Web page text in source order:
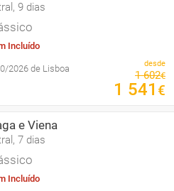
9 dias
Incluído
2026 de Lisboa desde
1 602€
1 541 €
e Viena
7 dias
Incluído